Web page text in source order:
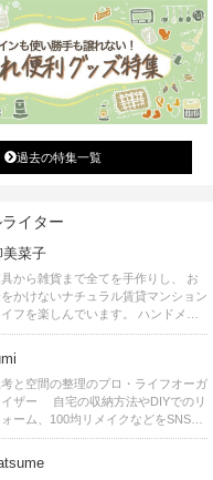
過去の特集一覧
イター
美菜子
から雑貨まで全てを手作りし、 お
かけないナチュラル賃貸マンション
フを楽しんでいます。 ハンドメイ
雑貨やインテリアに関する著書も出
。
考と空間の整理のプロ・ライフオーガ
ザー 自宅の収納方法やDIYでのリ
ーム、100均リメイクなどをSNSで
開中。 収納やリメイク、インテリア
提供、店舗プロデュース 2016年９